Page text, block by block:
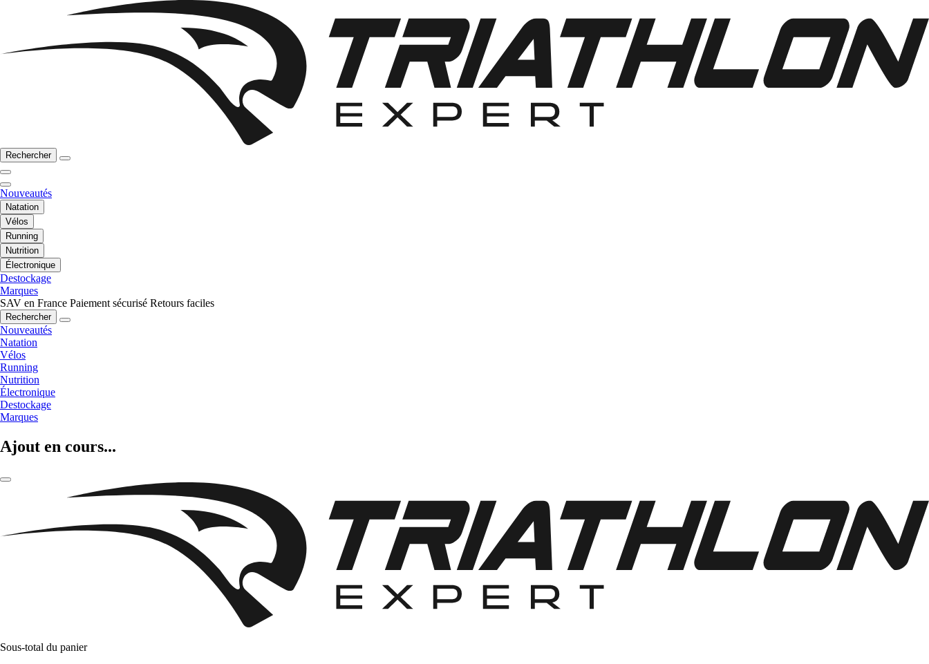
Rechercher
Nouveautés
Natation
Vélos
Running
Nutrition
Électronique
Destockage
Marques
SAV en France Paiement sécurisé Retours faciles
Rechercher
Nouveautés
Natation
Vélos
Running
Nutrition
Électronique
Destockage
Marques
Ajout en cours...
Sous-total du panier